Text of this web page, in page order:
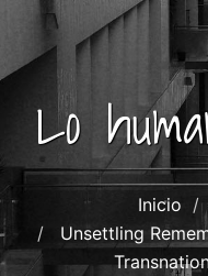
Lo
Inicio
Unsettling